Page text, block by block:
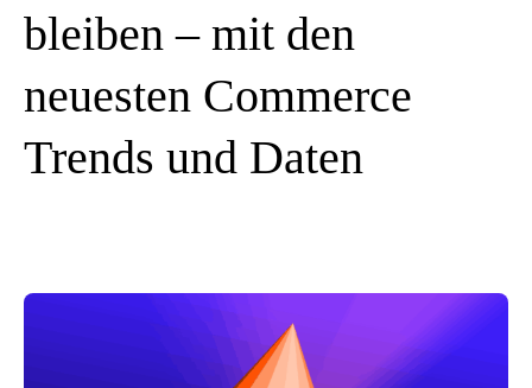
bleiben – mit den
neuesten Commerce
Trends und Daten